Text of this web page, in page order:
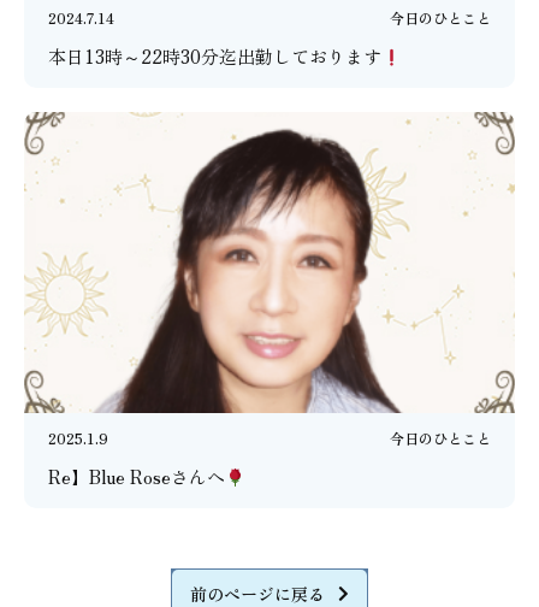
2024.7.14 今日のひとこと
本日13時～22時30分迄出勤しております
2025.1.9 今日のひとこと
Re】Blue Roseさんへ
前のページに戻る